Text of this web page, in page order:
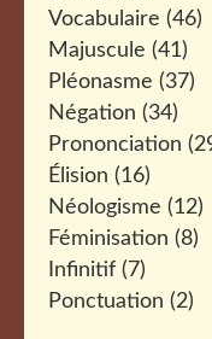
Vocabulaire (46)
Majuscule (41)
Pléonasme (37)
Négation (34)
Prononciation
Élision (16)
Néologisme (12)
Féminisation (8)
Infinitif (7)
Ponctuation (2)